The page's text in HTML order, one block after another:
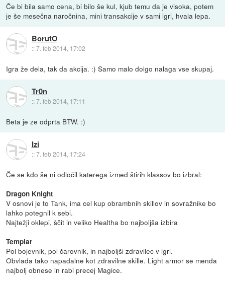
Če bi bila samo cena, bi bilo še kul, kjub temu da je visoka, potem
je še mesečna naročnina, mini transakcije v sami igri, hvala lepa.
BorutO
::7. feb 2014, 17:02
Igra že dela, tak da akcija. :) Samo malo dolgo nalaga vse skupaj.
Tr0n
::7. feb 2014, 17:11
Beta je ze odprta BTW. :)
Izi
::7. feb 2014, 17:24
Če se kdo še ni odločil katerega izmed štirih klassov bo izbral:
Dragon Knight
V osnovi je to Tank, ima cel kup obrambnih skillov in sovražnike bo
lahko potegnil k sebi.
Najtežji oklepi, ščit in veliko Healtha bo najboljša izbira
Templar
Pol bojevnik, pol čarovnik, in najboljši zdravilec v igri.
Obvlada tako napadalne kot zdravilne skille. Light armor se menda
najbolj obnese in rabi precej Magice.